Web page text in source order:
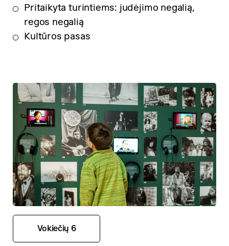
Pritaikyta turintiems: judėjimo negalią,
regos negalią
Kultūros pasas
Vokiečių 6